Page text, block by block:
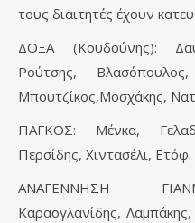
τους διαιτητές έχουν
ΔΟΞΑ (Κουδούνης):
Ρούτσης,
Μπουτζίκος,Μοσχάκης,
ΠΑΓΚΟΣ: Μένκα,
Περσίδης, Χιντασέλι, Ετόφ.
ΑΝΑΓΕΝΝΗΣΗ
Καραογλανίδης,